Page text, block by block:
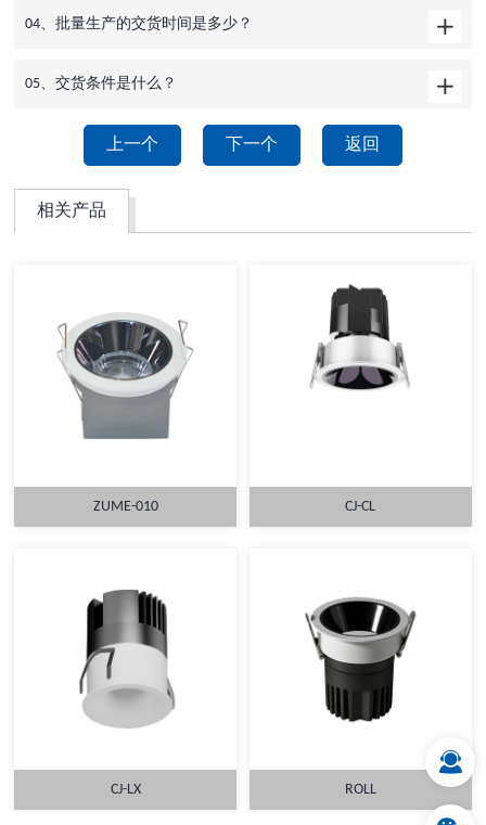
04、批量生产的交货时间是多少？
05、交货条件是什么？
上一个 下一个 返回
相关产品
详情
ZUME-010
详情
CJ-CL
CJ-LX ROLL